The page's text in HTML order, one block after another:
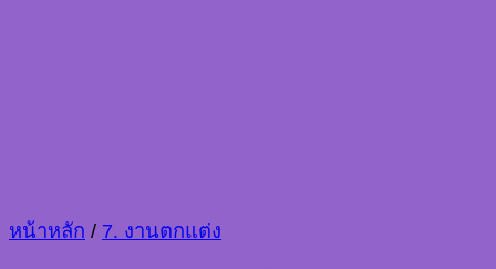
หน้าหลัก / 7. งานตกแต่ง